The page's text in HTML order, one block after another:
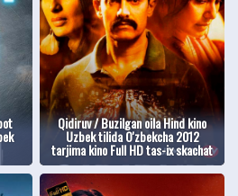
Qidiruv / Buzilgan oila Hind kino
Uzbek tilida O'zbekcha 2012
tarjima kino Full HD tas-ix skachat